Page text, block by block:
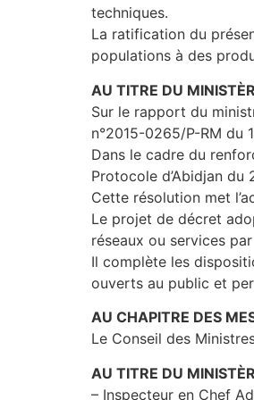
techniques.
La ratification du
populations à des
AU TITRE DU
Sur le rapport du
n°2015-0265/P-RM du
Dans le cadre du
Protocole d’Abidjan du
Cette résolution met
Le projet de décret
réseaux ou services
Il complète les
ouverts au public et
AU CHAPITRE DES
Le Conseil des
AU TITRE DU
– Inspecteur en Chef